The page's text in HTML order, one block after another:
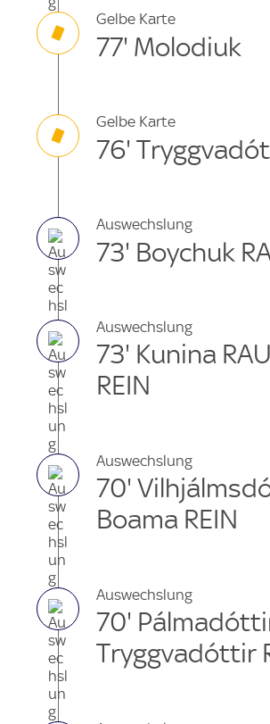
Gelbe Karte
77' Molodiuk
Gelbe Karte
76'
Auswechslung
73' Boychuk
Auswechslung
73' Kunina
REIN
Auswechslung
70'
Boama REIN
Auswechslung
70'
Tryggvadóttir